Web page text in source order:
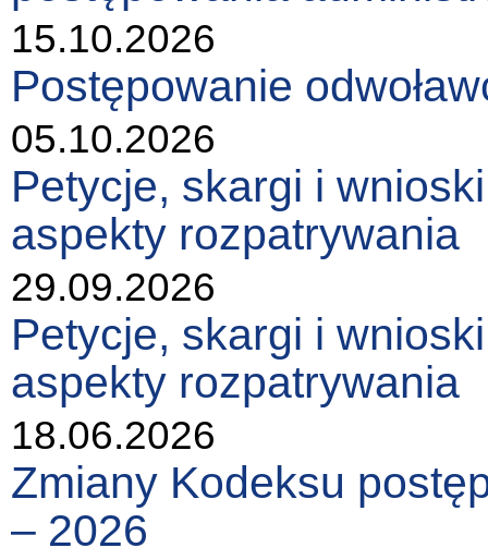
15.10.2026
Postępowanie
05.10.2026
Petycje, skargi i
aspekty rozpatrywania
29.09.2026
Petycje, skargi i
aspekty rozpatrywania
18.06.2026
Zmiany Kodeksu
– 2026